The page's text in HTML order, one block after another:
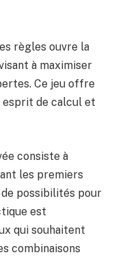
règles ouvre la
à maximiser
Ce jeu offre
esprit de calcul et
consiste à
les premiers
possibilités pour
est
qui souhaitent
combinaisons